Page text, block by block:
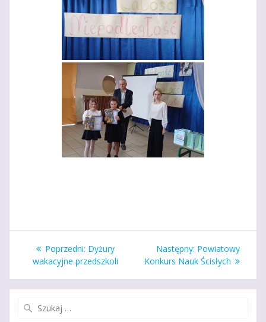
Nawigacja
wpisu
Poprzedni: Poprzedni
wpis:
Dyżury
wakacyjne przedszkoli
Następny: Następny
wpis:
Powiatowy
Konkurs Nauk Ścisłych